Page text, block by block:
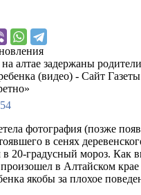
фотография (позже
в сенях
20-градусный мороз. Как
в Алтайском
якобы за плохое